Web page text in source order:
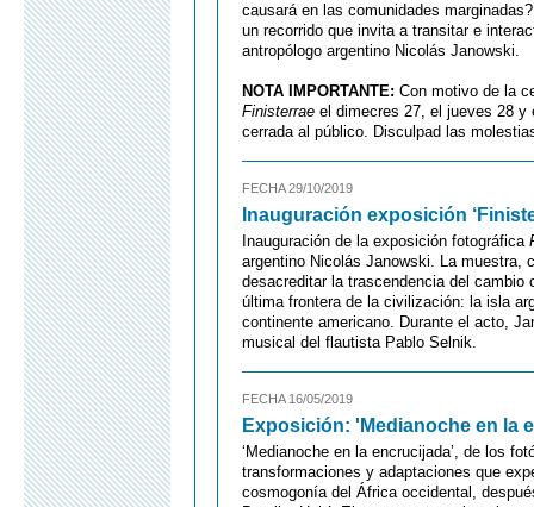
causará en las comunidades
un recorrido que invita a transitar e
antropólogo argentino Nicolás Janowski.
NOTA IMPORTANTE: Con motivo de la
Finisterrae el dimecres 27, el jueves 28 y
cerrada al público. Disculpad las
FECHA 29/10/2019
Inauguración exposición
Inauguración de la exposición fotográfica
argentino Nicolás Janowski. La muestra,
desacreditar la trascendencia del
última frontera de la civilización: la isla
continente americano. Durante el acto,
musical del flautista Pablo Selnik.
FECHA 16/05/2019
Exposición: 'Medianoche en la
‘Medianoche en la encrucijada’, de los
transformaciones y adaptaciones que
cosmogonía del África occidental,